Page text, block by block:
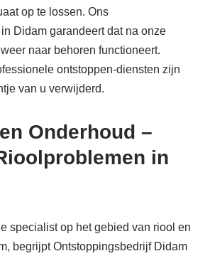
op te lossen. Ons
Didam garandeert dat na onze
naar behoren functioneert.
ontstoppen-diensten zijn
van u verwijderd.
Onderhoud –
in
specialist op het gebied van riool en
begrijpt Ontstoppingsbedrijf Didam